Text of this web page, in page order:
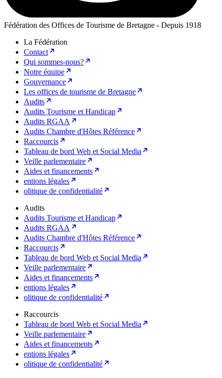
Fédération des Offices de Tourisme de Bretagne - Depuis 1918
La Fédération
Contact
Qui sommes-nous?
Notre équipe
Gouvernance
Les offices de tourisme de Bretagne
Audits
Audits Tourisme et Handicap
Audits RGAA
Audits Chambre d'Hôtes Référence
Raccourcis
Tableau de bord Web et Social Media
Veille parlementaire
Aides et financements
entions légales
olitique de confidentialité
Audits
Audits Tourisme et Handicap
Audits RGAA
Audits Chambre d'Hôtes Référence
Raccourcis
Tableau de bord Web et Social Media
Veille parlementaire
Aides et financements
entions légales
olitique de confidentialité
Raccourcis
Tableau de bord Web et Social Media
Veille parlementaire
Aides et financements
entions légales
olitique de confidentialité